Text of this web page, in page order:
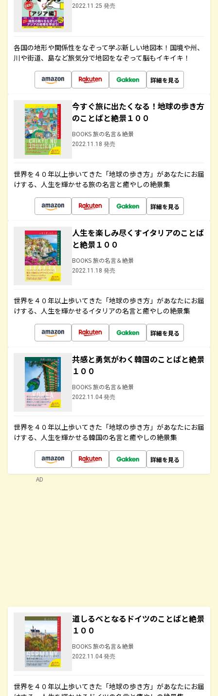
2022.11.25 発売
各国の地形や関係性をなぞって学ぶ新しい地図本！国境や州、
川や街道、島など旅気分で地図をなぞって脳もイキイキ！
詳細を見る
今すぐ旅に出たくなる！地球の歩き方
のことばと絶景１００
BOOKS 旅の名言＆絶景
2022.11.18 発売
世界を４０年以上歩いてきた「地球の歩き方」があなたにお届
けする、人生を輝かせる旅の名言と癒やしの絶景集
詳細を見る
人生を楽しみ尽くすイタリアのことば
と絶景１００
BOOKS 旅の名言＆絶景
2022.11.18 発売
世界を４０年以上歩いてきた「地球の歩き方」があなたにお届
けする、人生を輝かせるイタリアの名言と癒やしの絶景集
詳細を見る
共感と勇気がわく韓国のことばと絶景
１００
BOOKS 旅の名言＆絶景
2022.11.04 発売
世界を４０年以上歩いてきた「地球の歩き方」があなたにお届
けする、人生を輝かせる韓国の名言と癒やしの絶景集
詳細を見る
道しるべとなるドイツのことばと絶景
１００
BOOKS 旅の名言＆絶景
2022.11.04 発売
世界を４０年以上歩いてきた「地球の歩き方」があなたにお届
AD